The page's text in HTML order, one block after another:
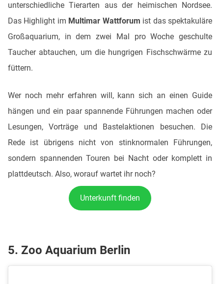
unterschiedliche Tierarten aus der heimischen Nordsee.
Das Highlight im Multimar Wattforum ist das spektakuläre
Großaquarium, in dem zwei Mal pro Woche geschulte
Taucher abtauchen, um die hungrigen Fischschwärme zu
füttern.
Wer noch mehr erfahren will, kann sich an einen Guide
hängen und ein paar spannende Führungen machen oder
Lesungen, Vorträge und Bastelaktionen besuchen. Die
Rede ist übrigens nicht von stinknormalen Führungen,
sondern spannenden Touren bei Nacht oder komplett in
plattdeutsch. Also, worauf wartet ihr noch?
Unterkunft finden
5. Zoo Aquarium Berlin